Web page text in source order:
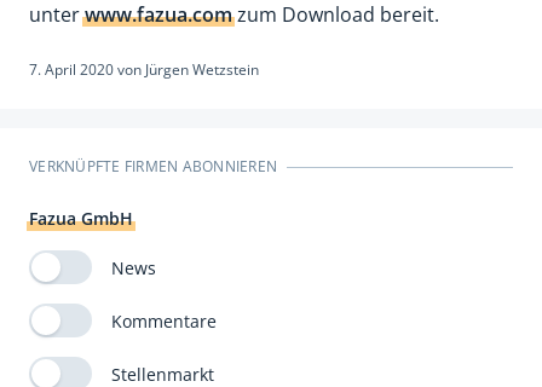
unterwww.fazua.comzum Download bereit.
7. April 2020von Jürgen Wetzstein
VERKNÜPFTE FIRMEN ABONNIEREN
Fazua GmbH
News
Kommentare
Stellenmarkt